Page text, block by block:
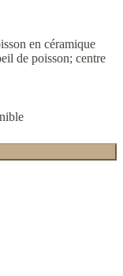
en céramique
de poisson; centre